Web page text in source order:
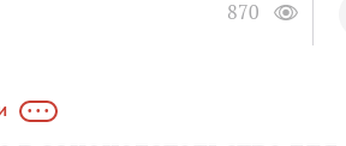
870
• • •